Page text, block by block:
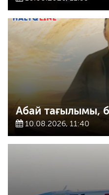
Абай тағылымы,
10.08.2026, 11:40